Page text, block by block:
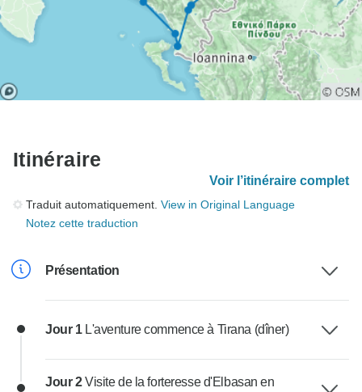
Itinéraire
Voir l’itinéraire complet
Traduit automatiquement. View in Original Language
Notez cette traduction
Présentation
Jour 1 L'aventure commence à Tirana (dîner)
Jour 2Visite de la forteresse d'Elbasan en